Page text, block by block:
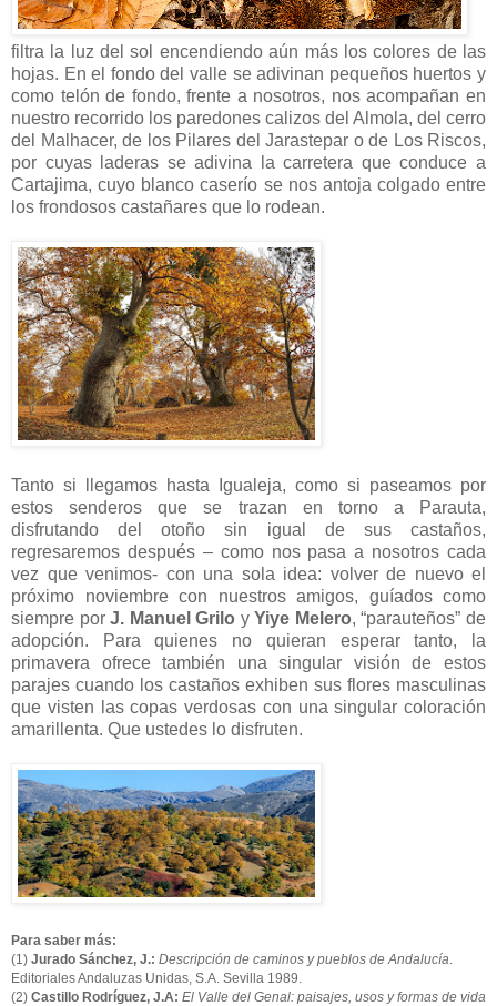
filtra la luz del sol encendiendo aún más los colores de las
hojas. En el fondo del valle se adivinan pequeños huertos y
como telón de fondo, frente a nosotros, nos acompañan en
nuestro recorrido los paredones calizos del Almola, del cerro
del Malhacer, de los Pilares del Jarastepar o de Los Riscos,
por cuyas laderas se adivina la carretera que conduce a
Cartajima, cuyo blanco caserío se nos antoja colgado entre
los frondosos castañares que lo rodean.
Tanto si llegamos hasta Igualeja, como si paseamos por
estos senderos que se trazan en torno a Parauta,
disfrutando del otoño sin igual de sus castaños,
regresaremos después – como nos pasa a nosotros cada
vez que venimos- con una sola idea: volver de nuevo el
próximo noviembre con nuestros amigos, guíados como
siempre porJ. Manuel Grilo yYiye Melero, “parauteños” de
adopción. Para quienes no quieran esperar tanto, la
primavera ofrece también una singular visión de estos
parajes cuando los castaños exhiben sus flores masculinas
que visten las copas verdosas con una singular coloración
amarillenta. Que ustedes lo disfruten.
Para saber más:
(1) Jurado Sánchez, J.: Descripción de caminos y pueblos de Andalucía
Editoriales Andaluzas Unidas, S.A. Sevilla 1989.
(2) Castillo Rodríguez, J.A: El Valle del Genal: paisajes, usos y formas de vida